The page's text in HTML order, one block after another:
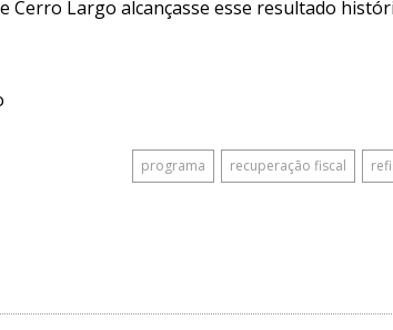
Cerro Largo alcançasse esse resultado
programa recuperação fiscal